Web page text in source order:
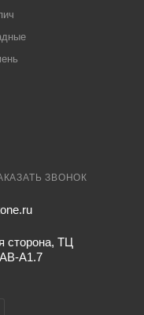
ЗВОНОК
сторона, ТЦ
А1.7